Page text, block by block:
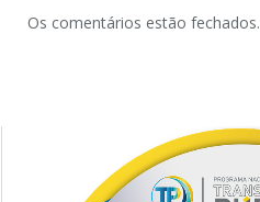
Os comentários estão fechados.